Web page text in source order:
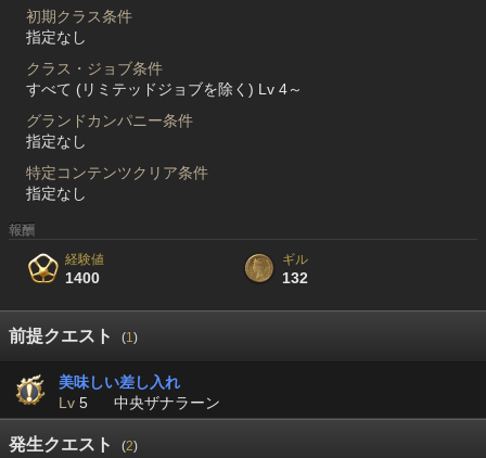
初期クラス条件
指定なし
クラス・ジョブ条件
すべて (リミテッドジョブを除く) Lv 4～
グランドカンパニー条件
指定なし
特定コンテンツクリア条件
指定なし
報酬
経験値
1400
ギル
132
前提クエスト (1)
美味しい差し入れ
Lv 5 中央ザナラーン
発生クエスト (2)